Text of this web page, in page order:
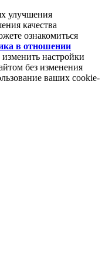
улучшения
качества
ознакомиться
в отношении
настройки
без изменения
ваших cookie-